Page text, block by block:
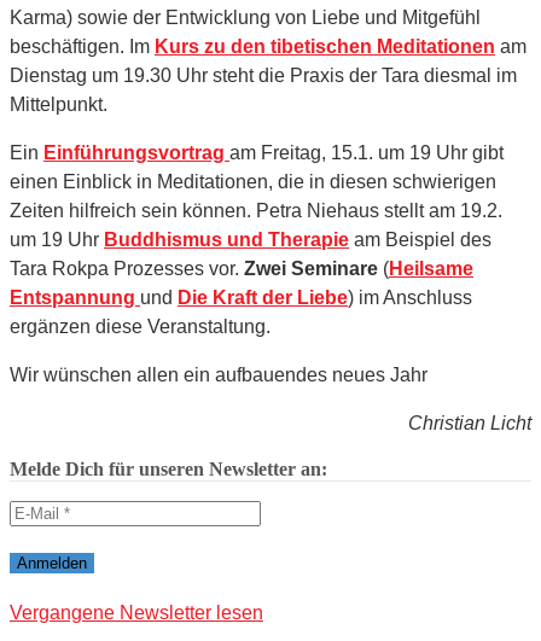
Karma) sowie der Entwicklung von Liebe und Mitgefühl
beschäftigen. Im Kurs zu den tibetischen Meditationen am
Dienstag um 19.30 Uhr steht die Praxis der Tara diesmal im
Mittelpunkt.
Ein Einführungsvortrag am Freitag, 15.1. um 19 Uhr gibt
einen Einblick in Meditationen, die in diesen schwierigen
Zeiten hilfreich sein können. Petra Niehaus stellt am 19.2.
um 19 Uhr Buddhismus und Therapie am Beispiel des
Tara Rokpa Prozesses vor. Zwei Seminare (Heilsame
Entspannung und Die Kraft der Liebe) im Anschluss
ergänzen diese Veranstaltung.
Wir wünschen allen ein aufbauendes neues Jahr
Christian Licht
Melde Dich für unseren Newsletter an:
Vergangene Newsletter lesen